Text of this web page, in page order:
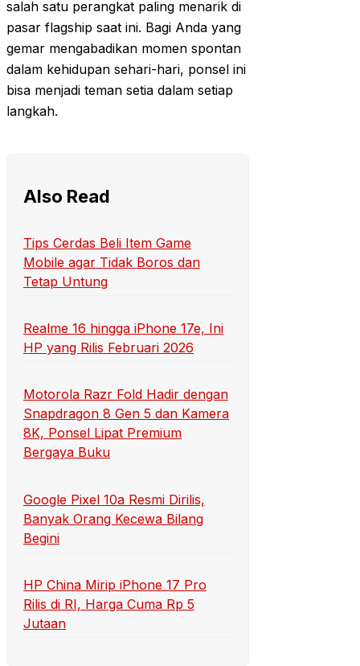
salah satu perangkat paling menarik di
pasar flagship saat ini. Bagi Anda yang
gemar mengabadikan momen spontan
dalam kehidupan sehari-hari, ponsel ini
bisa menjadi teman setia dalam setiap
langkah.
Also Read
Tips Cerdas Beli Item Game
Mobile agar Tidak Boros dan
Tetap Untung
Realme 16 hingga iPhone 17e, Ini
HP yang Rilis Februari 2026
Motorola Razr Fold Hadir dengan
Snapdragon 8 Gen 5 dan Kamera
8K, Ponsel Lipat Premium
Bergaya Buku
Google Pixel 10a Resmi Dirilis,
Banyak Orang Kecewa Bilang
Begini
HP China Mirip iPhone 17 Pro
Rilis di RI, Harga Cuma Rp 5
Jutaan